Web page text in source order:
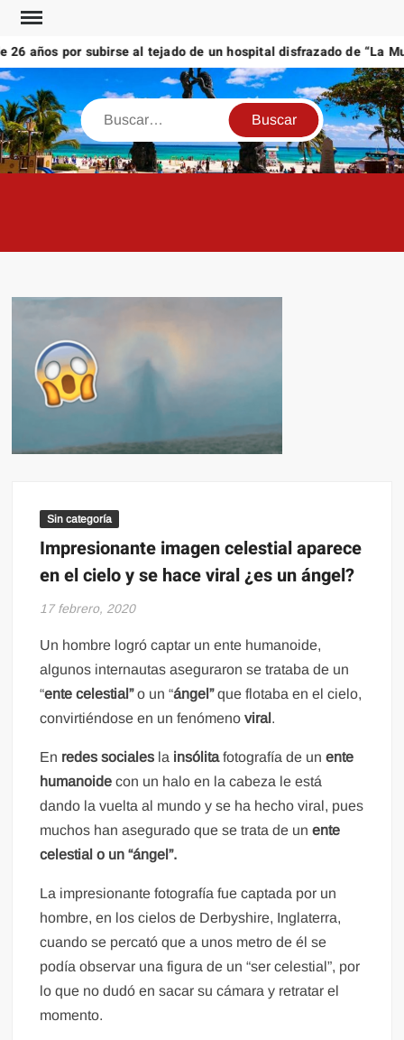
Saltar
contenido
años por subirse al tejado de un hospital disfrazado de “La
Buscar
Sin categoría
Impresionante imagen celestial aparece
en el cielo y se hace viral ¿es un ángel?
17 febrero, 2020
Un hombre logró captar un ente humanoide,
algunos internautas aseguraron se trataba de un
“ente celestial”o un “ángel”que flotaba en el cielo,
convirtiéndose en un fenómenoviral .
En redes sociales la insólitafotografía de unente
humanoide con un halo en la cabeza le está
dando la vuelta al mundo y se ha hecho viral, pues
muchos han asegurado que se trata de un ente
celestial o un “ángel”.
La impresionante fotografía fue captada por un
hombre, en los cielos de Derbyshire, Inglaterra,
cuando se percató que a unos metro de él se
podía observar una figura de un “ser celestial”, por
lo que no dudó en sacar su cámara y retratar el
momento.